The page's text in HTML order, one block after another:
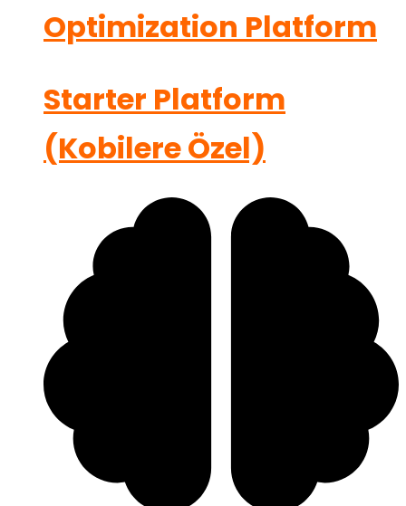
Optimization Platform
Starter Platform
(Kobilere Özel)